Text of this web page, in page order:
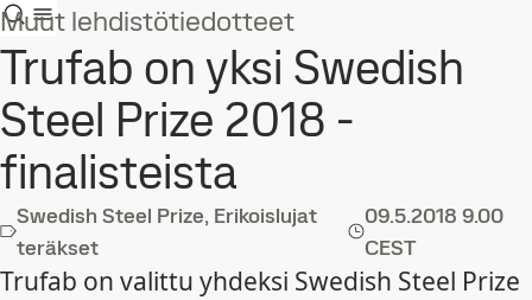
Muut lehdistötiedotteet
Trufab on yksi Swedish
Steel Prize 2018 -
finalisteista
Swedish Steel Prize, Erikoislujat
teräkset
09.5.2018 9.00
CEST
Trufab on valittu yhdeksi Swedish Steel Prize